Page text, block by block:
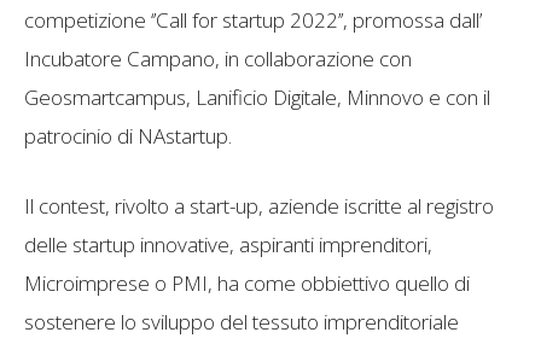
competizione ‘’Call for startup 2022’’, promossa dall’
Incubatore Campano, in collaborazione con
Geosmartcampus, Lanificio Digitale, Minnovo e con il
patrocinio di NAstartup.
Il contest, rivolto a start-up, aziende iscritte al registro
delle startup innovative, aspiranti imprenditori,
Microimprese o PMI, ha come obbiettivo quello di
sostenere lo sviluppo del tessuto imprenditoriale